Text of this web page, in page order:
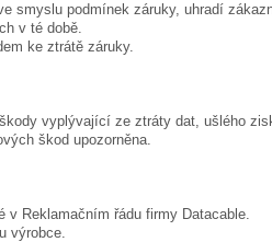
smyslu podmínek záruky, uhradí
v té době.
ke ztrátě záruky.
vyplývající ze ztráty dat, ušlého
škod upozorněna.
Reklamačním řádu firmy Datacable.
výrobce.